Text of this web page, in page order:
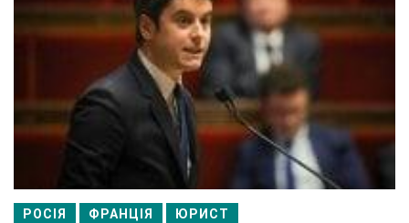
РОСІЯ ФРАНЦІЯ ЮРИСТ